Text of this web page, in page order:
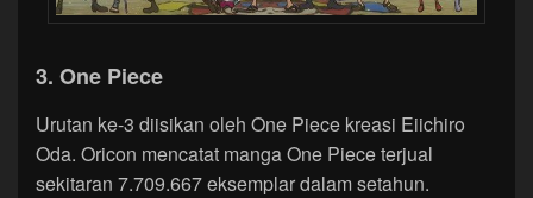
3. One Piece
Urutan ke-3 diisikan oleh One Piece kreasi Eiichiro
Oda. Oricon mencatat manga One Piece terjual
sekitaran 7.709.667 eksemplar dalam setahun.